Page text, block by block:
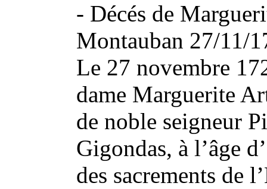
- Décés de
Montauban 27/11/
Le 27 novembre
dame Marguerite
de noble seigneur
Gigondas, à l’âge
des sacrements de